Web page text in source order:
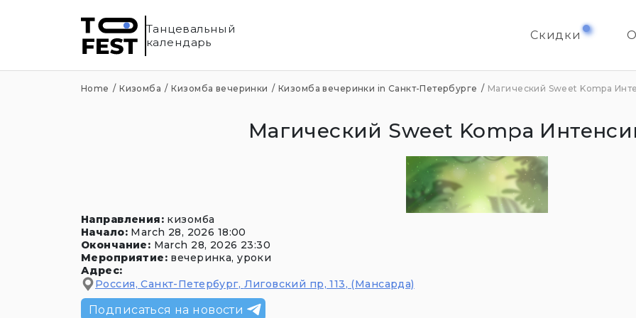
Танцевальный
календарь
Скидки
Home Кизомба Кизомба вечеринки Кизомба вечеринки in Санкт-Петербурге Магический Sweet Kompa
Магический Sweet Kompa
Направления: кизомба
Начало: March 28, 2026 18:00
Окончание: March 28, 2026 23:30
Мероприятие: вечеринка, уроки
Адрес:
Россия, Санкт-Петербург, Лиговский пр, 113, (Мансарда)
Подписаться на новости